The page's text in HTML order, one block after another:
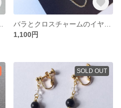
1,100円
SOLD OUT